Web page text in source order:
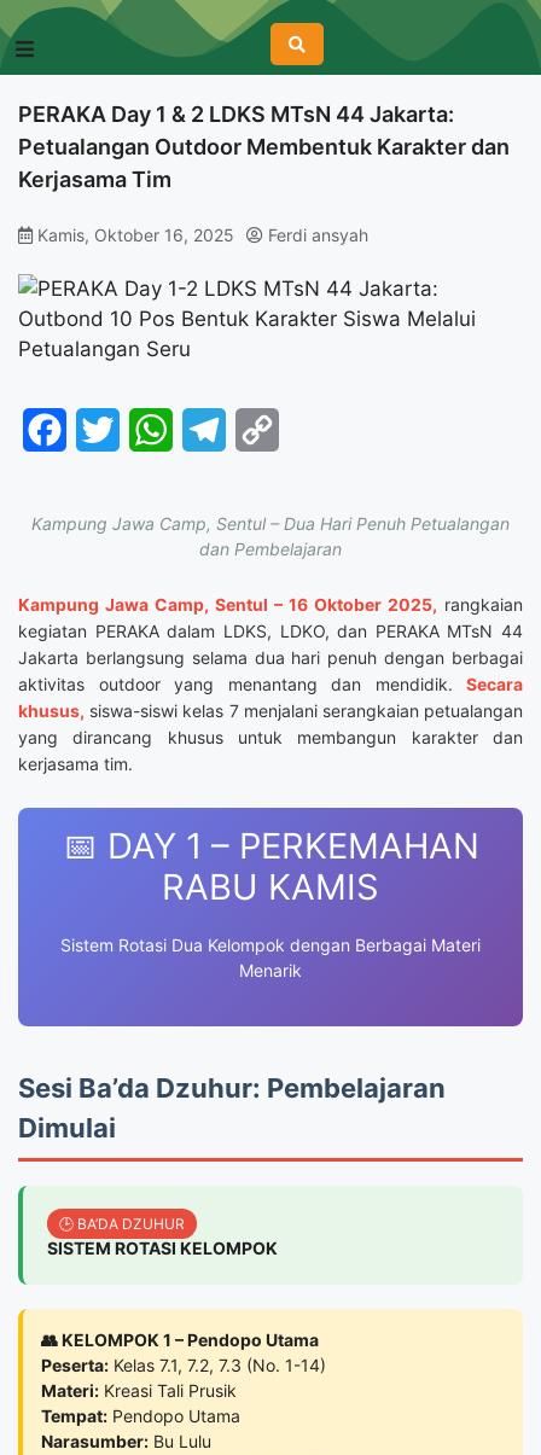
PERAKA Day 1 & 2 LDKS MTsN 44 Jakarta:
Petualangan Outdoor Membentuk Karakter dan
Kerjasama Tim
Kamis, Oktober 16, 2025 Ferdi ansyah
Facebook
Twitter WhatsAppTelegram
Kampung Jawa Camp, Sentul – Dua Hari Penuh Petualangan
dan Pembelajaran
Kampung Jawa Camp, Sentul – 16 Oktober 2025, rangkaian
kegiatan PERAKA dalam LDKS, LDKO, dan PERAKA MTsN 44
Jakarta berlangsung selama dua hari penuh dengan berbagai
aktivitas outdoor yang menantang dan mendidik. Secara
khusus, siswa-siswi kelas 7 menjalani serangkaian petualangan
yang dirancang khusus untuk membangun karakter dan
kerjasama tim.
📅 DAY 1 – PERKEMAHAN
RABU KAMIS
Sistem Rotasi Dua Kelompok dengan Berbagai Materi
Menarik
Sesi Ba’da Dzuhur: Pembelajaran
Dimulai
🕒 BA’DA DZUHUR
SISTEM ROTASI KELOMPOK
👥 KELOMPOK 1 – Pendopo Utama
Peserta: Kelas 7.1, 7.2, 7.3 (No. 1-14)
Materi: Kreasi Tali Prusik
Tempat: Pendopo Utama
Narasumber: Bu Lulu